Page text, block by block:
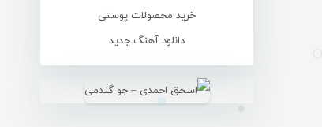
خرید محصولات پوستی
دانلود آهنگ جدید